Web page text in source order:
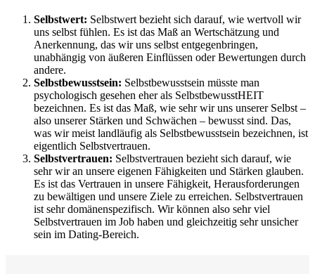
Selbstwert: Selbstwert bezieht sich darauf, wie wertvoll wir
uns selbst fühlen. Es ist das Maß an Wertschätzung und
Anerkennung, das wir uns selbst entgegenbringen,
unabhängig von äußeren Einflüssen oder Bewertungen durch
andere.
Selbstbewusstsein: Selbstbewusstsein müsste man
psychologisch gesehen eher als SelbstbewusstHEIT
bezeichnen. Es ist das Maß, wie sehr wir uns unserer Selbst –
also unserer Stärken und Schwächen – bewusst sind. Das,
was wir meist landläufig als Selbstbewusstsein bezeichnen, ist
eigentlich Selbstvertrauen.
Selbstvertrauen: Selbstvertrauen bezieht sich darauf, wie
sehr wir an unsere eigenen Fähigkeiten und Stärken glauben.
Es ist das Vertrauen in unsere Fähigkeit, Herausforderungen
zu bewältigen und unsere Ziele zu erreichen. Selbstvertrauen
ist sehr domänenspezifisch. Wir können also sehr viel
Selbstvertrauen im Job haben und gleichzeitig sehr unsicher
sein im Dating-Bereich.